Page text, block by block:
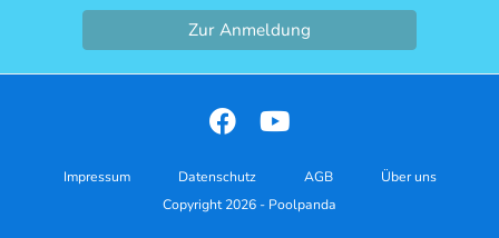
Zur Anmeldung
Impressum Datenschutz AGB
Über uns
Copyright 2026 - Poolpanda